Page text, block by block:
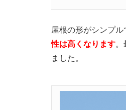
屋根の形がシンプ
性は高くなります。
ました。